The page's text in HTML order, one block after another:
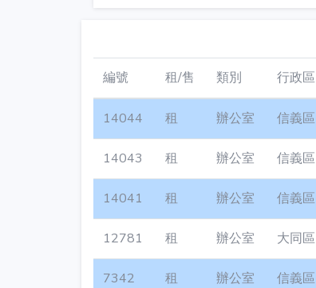
編號 租/售 類別 行政區
14044 租 辦公室 信義區
14043 租 辦公室 信義區
14041 租 辦公室 信義區
12781 租 辦公室 大同區
7342 租 辦公室 信義區